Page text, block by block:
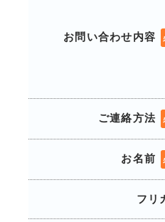
お問い合わせ内容
ご連絡方法
お名前
フリ